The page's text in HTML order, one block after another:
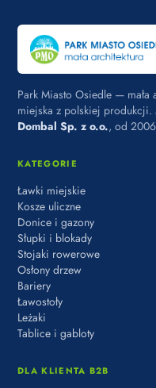
Park Miasto Osiedle — mała
miejska z polskiej produkcji.
Dombal Sp. z o.o., od
KATEGORIE
Ławki miejskie
Kosze uliczne
Donice i gazony
Słupki i blokady
Stojaki rowerowe
Osłony drzew
Bariery
Ławostoły
Leżaki
Tablice i gabloty
DLA KLIENTA B2B